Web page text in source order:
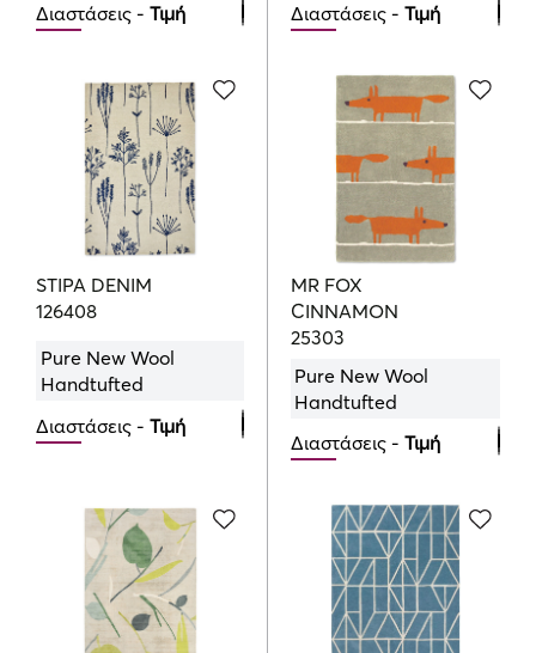
Διαστάσεις -Τιμή
639.00€
Διαστάσεις -Τιμή
426.00
160cmx230cm
719.00 €
200cmx280cm
1069.00
250cmx350cm
1765.00
STIPA DENIM
126408
Pure New Wool
Handtufted
Διαστάσεις -Τιμή
160cmx230cm
719.00€
200cmx280cm
1069.00€
MR FOX
CINNAMON
25303
Pure New Wool
Handtufted
Διαστάσεις -Τιμή
639.00€
140cmx200cm
875.00€